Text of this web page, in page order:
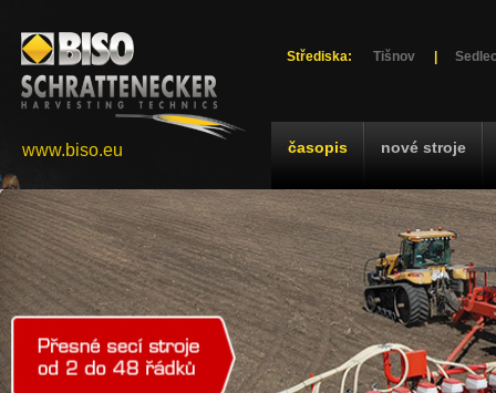
Střediska: Tišnov
časopis nové stroje
www.biso.eu